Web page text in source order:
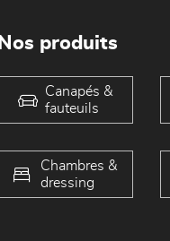
Nos produits
Canapés &
fauteuils
Chambres &
dressing